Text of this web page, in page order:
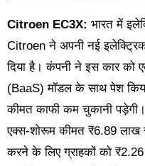
Citroen EC3X: भारत में
Citroen ने अपनी नई
दिया है। कंपनी ने इस कार
(BaaS) मॉडल के साथ पेश
कीमत काफी कम चुकानी
एक्स-शोरूम कीमत ₹6.89 लाख
करने के लिए ग्राहकों को ₹2.26